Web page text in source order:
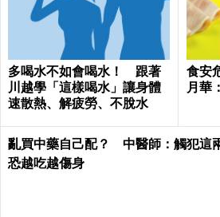
多喝水不如會喝水！ 跟著
川越學「這樣喝水」讓身體
速散熱、解疲勞、不脫水
食安
月華
亂買中藥自己配？ 中醫師：觸犯這
恐越吃越傷身